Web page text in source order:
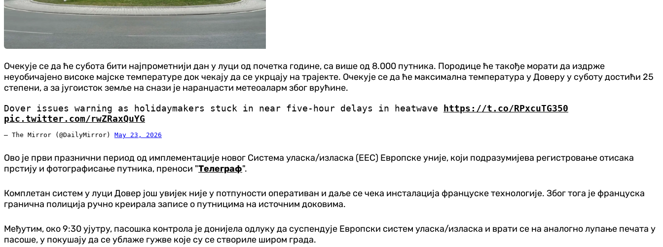
Очекује се да ће субота бити најпрометнији дан у луци од почетка године, са више од 8.000 путника. Породице ће такође морати да издрже
неуобичајено високе мајске температуре док чекају да се укрцају на трајекте. Очекује се да ће максимална температура у Доверу у суботу достићи 25
степени, а за југоисток земље на снази је наранџасти метеоаларм због врућине.
Dover issues warning as holidaymakers stuck in near five-hour delays in heatwave
https://t.co/RPxcuTG350
pic.twitter.com/rwZRaxQuYG
— The Mirror (@DailyMirror) May 23, 2026
Ово је први празнични период од имплементације новог Система уласка/изласка (ЕЕС) Европске уније, који подразумијева регистровање отисака
прстију и фотографисање путника, преноси "Телеграф".
Комплетан систем у луци Довер још увијек није у потпуности оперативан и даље се чека инсталација француске технологије. Због тога је француска
гранична полиција ручно креирала записе о путницима на источним доковима.
Међутим, око 9:30 ујутру, пасошка контрола је донијела одлуку да суспендује Европски систем уласка/изласка и врати се на аналогно лупање печата у
пасоше, у покушају да се ублаже гужве које су се створиле широм града.